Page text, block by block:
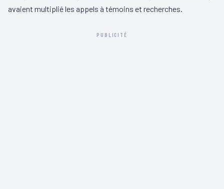
avaient multiplié les appels à témoins et recherches.
PUBLICITÉ